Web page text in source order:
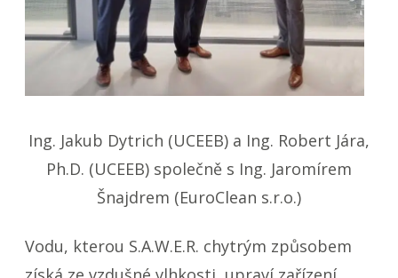
Ing. Jakub Dytrich (UCEEB) a Ing. Robert Jára,
Ph.D. (UCEEB) společně s Ing. Jaromírem
Šnajdrem (EuroClean s.r.o.)
Vodu, kterou S.A.W.E.R. chytrým způsobem